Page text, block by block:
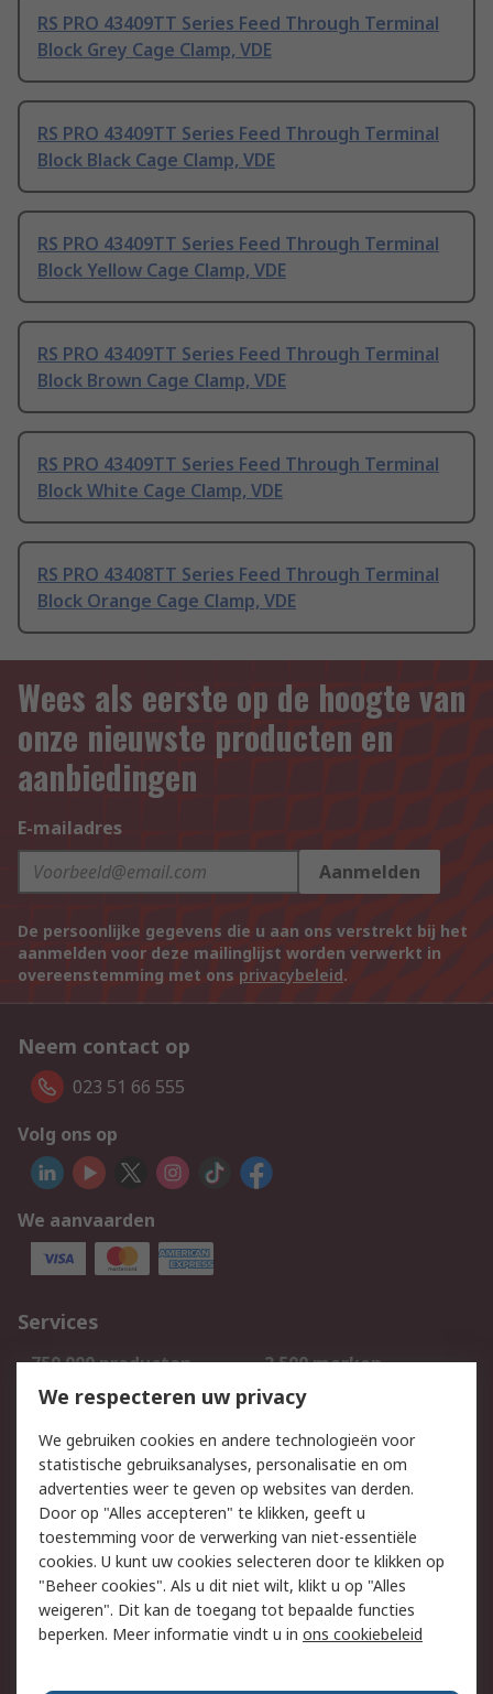
RS PRO 43409TT Series Feed Through Terminal
Block Grey Cage Clamp, VDE
RS PRO 43409TT Series Feed Through Terminal
Block Black Cage Clamp, VDE
RS PRO 43409TT Series Feed Through Terminal
Block Yellow Cage Clamp, VDE
RS PRO 43409TT Series Feed Through Terminal
Block Brown Cage Clamp, VDE
RS PRO 43409TT Series Feed Through Terminal
Block White Cage Clamp, VDE
RS PRO 43408TT Series Feed Through Terminal
Block Orange Cage Clamp, VDE
Wees als eerste op de hoogte van
onze nieuwste producten en
aanbiedingen
E-mailadres
Aanmelden
De persoonlijke gegevens die u aan ons verstrekt bij het
aanmelden voor deze mailinglijst worden verwerkt in
overeenstemming met ons privacybeleid.
Neem contact op
023 51 66 555
Volg ons op
We aanvaarden
Services
750.000 producten
2.500 merken
Bestellen
Inkoopoplossingen
Track & Trace
Wettelijk
Cookiebeleid
Email veiligheid
Privacybeleid
Websitevoorwaarden
Algemene
verkoopvoorwaarden
We respecteren uw privacy
We gebruiken cookies en andere technologieën voor
statistische gebruiksanalyses, personalisatie en om
advertenties weer te geven op websites van derden.
Door op "Alles accepteren" te klikken, geeft u
toestemming voor de verwerking van niet-essentiële
cookies. U kunt uw cookies selecteren door te klikken op
"Beheer cookies". Als u dit niet wilt, klikt u op "Alles
weigeren". Dit kan de toegang tot bepaalde functies
beperken. Meer informatie vindt u in ons cookiebeleid